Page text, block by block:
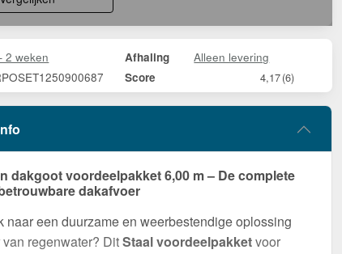
2 weken Afhaling Alleen levering
Score 4,17(6)
dakgoot voordeelpakket 6,00 m – De complete
dakafvoer
naar een duurzame en weerbestendige oplossing
regenwater? DitStaal voordeelpakketvoor